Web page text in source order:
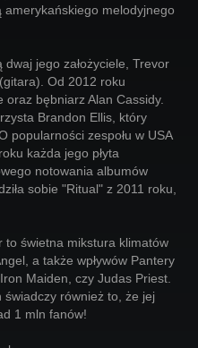
amerykańskiego melodyjnego
jego założyciele, Trevor
Od 2012 roku
bębniarz Alan Cassidy.
Brandon Ellis, który
popularności zespołu w USA
każda jego płyta
notowania albumów
sobie "Ritual" z 2011 roku,
to świetna mikstura klimatów
a także wpływów Pantery
Maiden, czy Judas Priest.
również to, że jej
1 mln fanów!